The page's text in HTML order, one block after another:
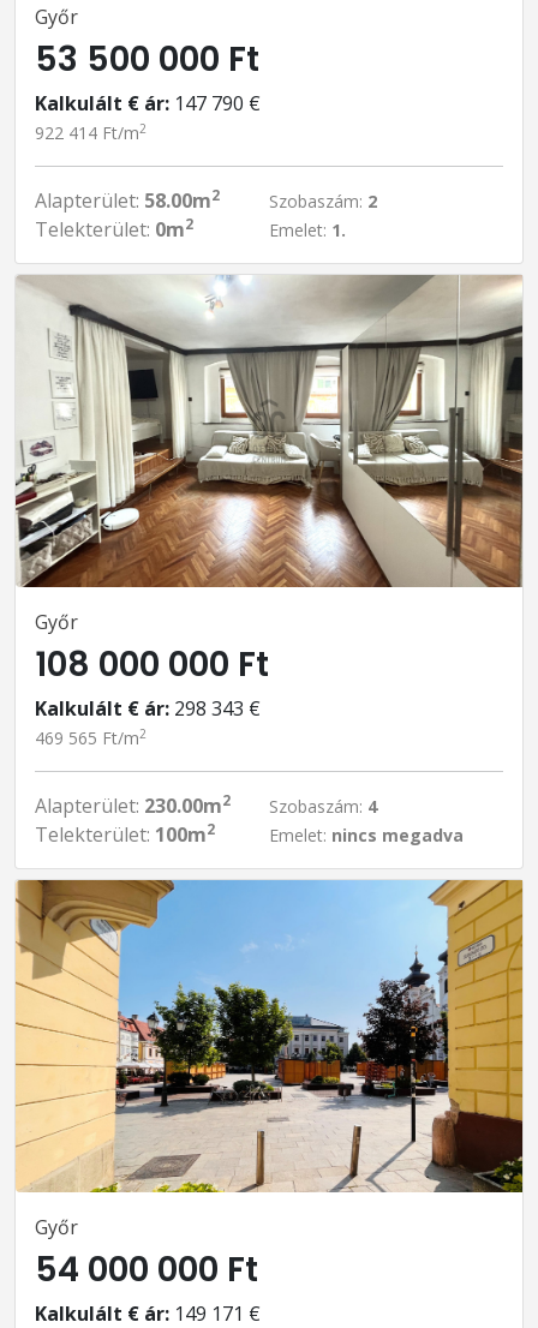
Győr
53 500 000 Ft
Kalkulált € ár: 147 790 €
922 414 Ft/m2
Alapterület: 58.00m2
Telekterület: 0m2
Szobaszám: 2
Emelet: 1.
Győr
108 000 000 Ft
Kalkulált € ár: 298 343 €
469 565 Ft/m2
Alapterület: 230.00m2
Telekterület: 100m2
Szobaszám: 4
Emelet: nincs megadva
Győr
54 000 000 Ft
Kalkulált € ár: 149 171 €